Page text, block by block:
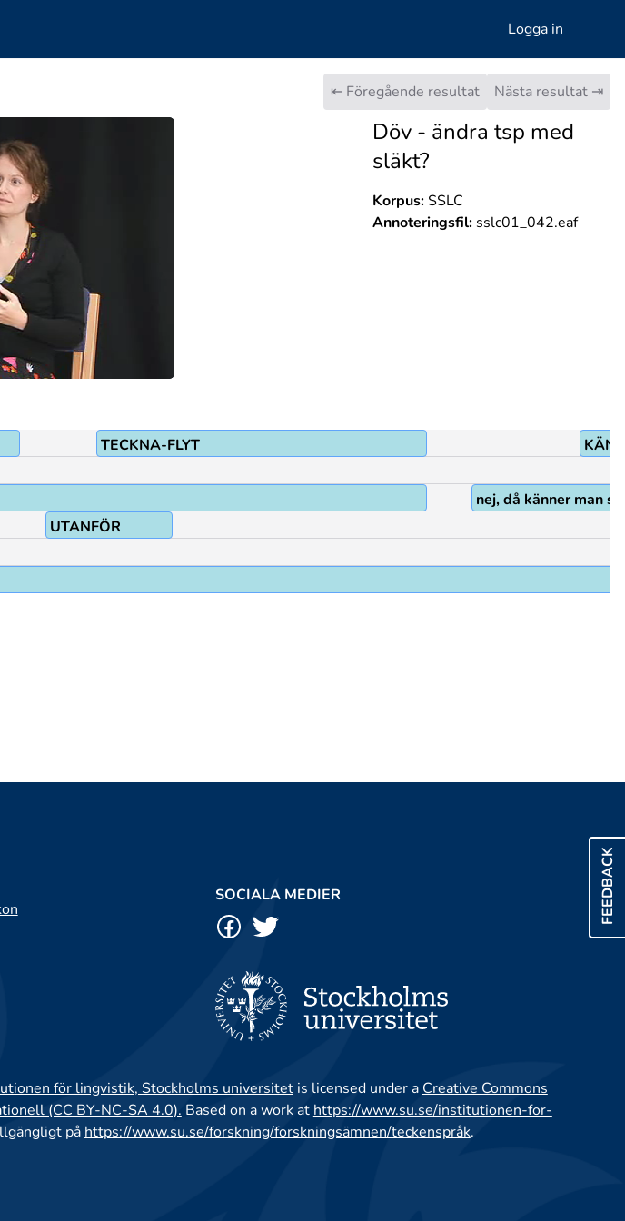
Logga in
⇤ Föregående resultat Nästa resultat ⇥
Döv - ändra tsp med
släkt?
Korpus:SSLC
Annoteringsfil:sslc01_042.eaf
TECKNA-FLYT
nej, då känner man
UTANFÖR
FEEDBACK
SOCIALA MEDIER
för lingvistik, Stockholms universitetis licensed under a Creative Commons
(CC BY-NC-SA 4.0). Based on a work at https://www.su.se/institutionen-for-
på https://www.su.se/forskning/forskningsämnen/teckenspråk.